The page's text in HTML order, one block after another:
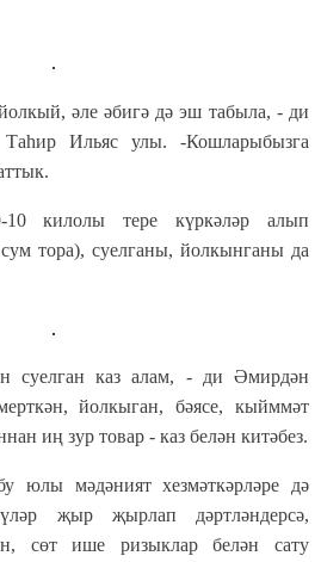
әле әбигә дә эш табыла, - ди
Ильяс улы. -Кошларыбызга
10 килолы тере күркәләр алып
тора), суелганы, йолкынганы да
суелган каз алам, - ди Әмирдән
йолкыган, бәясе, кыйммәт
иң зур товар - каз белән китәбез.
юлы мәдәният хезмәткәрләре дә
җыр җырлап дәртләндерсә,
сөт ише ризыклар белән сату